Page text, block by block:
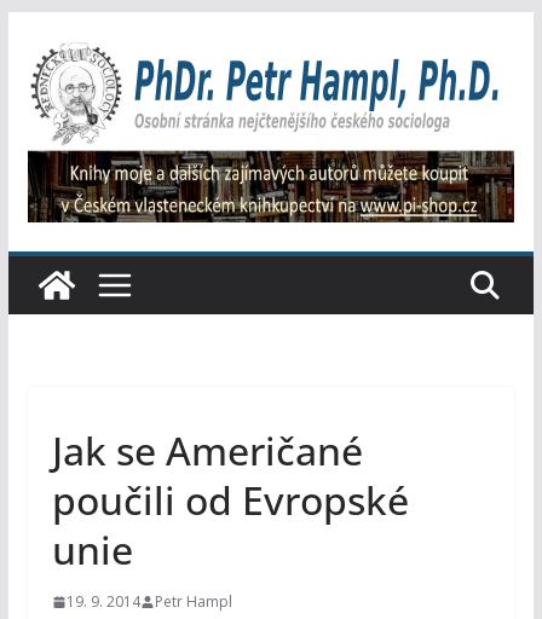
obsah
Jak se Američané
poučili od Evropské
unie
19. 9. 2014 Petr Hampl